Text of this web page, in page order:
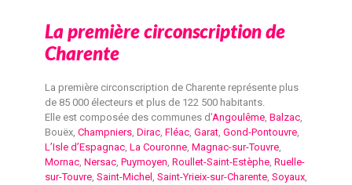
La première circonscription de
Charente
La première circonscription de Charente représente plus
de 85 000 électeurs et plus de 122 500 habitants.
Elle est composée des communes d’Angoulême, Balzac,
Bouëx, Champniers, Dirac, Fléac, Garat, Gond-Pontouvre,
L’Isle d’Espagnac, La Couronne, Magnac-sur-Touvre,
Mornac, Nersac, Puymoyen, Roullet-Saint-Estèphe, Ruelle-
sur-Touvre, Saint-Michel , Saint-Yrieix-sur-Charente, Soyaux,